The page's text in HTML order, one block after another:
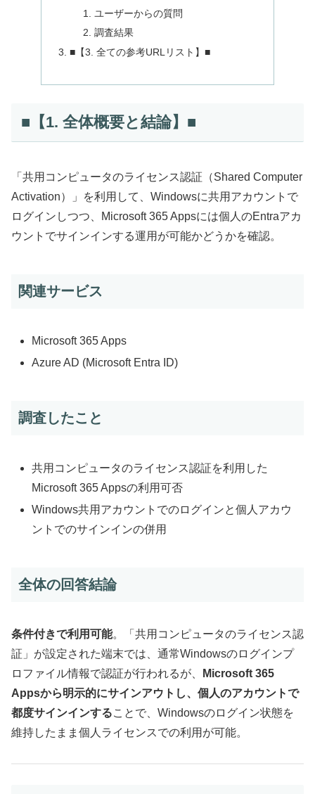
ユーザーからの質問
調査結果
■【3. 全ての参考URLリスト】■
■【1. 全体概要と結論】■
「共用コンピュータのライセンス認証（Shared Computer
Activation）」を利用して、Windowsに共用アカウントで
ログインしつつ、Microsoft 365 Appsには個人のEntraアカ
ウントでサインインする運用が可能かどうかを確認。
関連サービス
Microsoft 365 Apps
Azure AD (Microsoft Entra ID)
調査したこと
共用コンピュータのライセンス認証を利用した
Microsoft 365 Appsの利用可否
Windows共用アカウントでのログインと個人アカウ
ントでのサインインの併用
全体の回答結論
条件付きで利用可能。「共用コンピュータのライセンス認
証」が設定された端末では、通常Windowsのログインプ
ロファイル情報で認証が行われるが、
Microsoft 365
Appsから明示的にサインアウトし、個人のアカウントで
都度サインインすることで、Windowsのログイン状態を
維持したまま個人ライセンスでの利用が可能。